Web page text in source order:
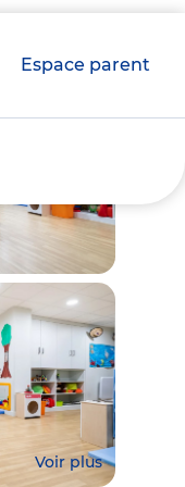
crèche(s)
Espace parent
Voir plus